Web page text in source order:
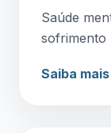
Saúde
sofrimento
Saiba